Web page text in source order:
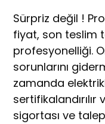
Sürpriz değil !
fiyat, son teslim
profesyonelliği.
sorunlarını
zamanda
sigortası ve